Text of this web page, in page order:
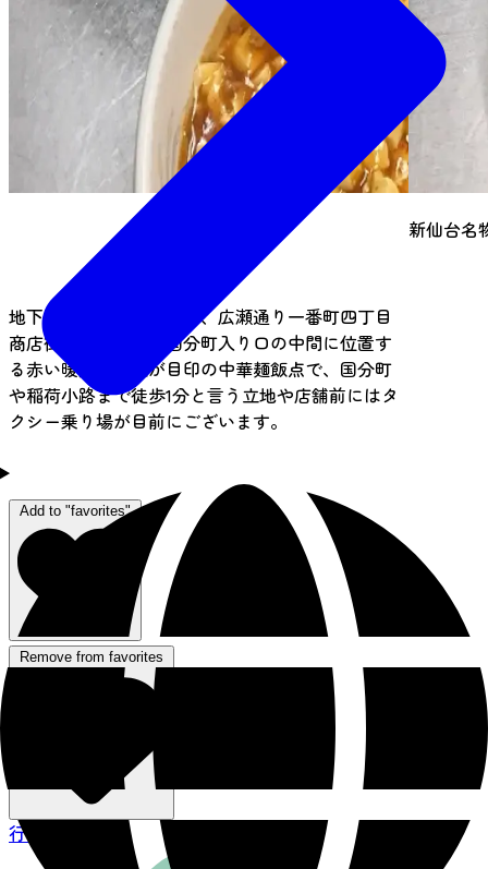
新仙台名
地下鉄広瀬通り駅を降り、広瀬通り一番町四丁目
商店街南側入り口と国分町入り口の中間に位置す
る赤い暖簾と看板が目印の中華麺飯点で、国分町
や稲荷小路まで徒歩1分と言う立地や店舗前にはタ
クシー乗り場が目前にございます。
Add to "favorites"
Remove from favorites
行き方を見る